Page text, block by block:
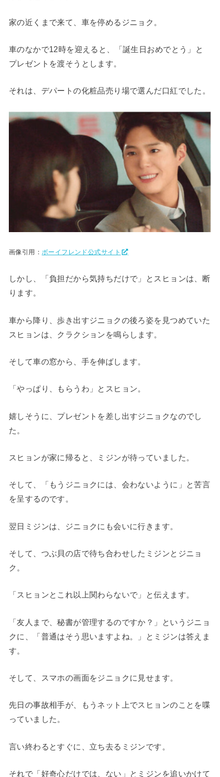
家の近くまで来て、車を停めるジニョク。
車のなかで12時を迎えると、「誕生日おめでとう」と
プレゼントを渡そうとします。
それは、デパートの化粧品売り場で選んだ口紅でした。
画像引用： ボーイフレンド公式サイト
しかし、「負担だから気持ちだけで」とスヒョンは、断
ります。
車から降り、歩き出すジニョクの後ろ姿を見つめていた
スヒョンは、クラクションを鳴らします。
そして車の窓から、手を伸ばします。
「やっぱり、もらうわ」とスヒョン。
嬉しそうに、プレゼントを差し出すジニョクなのでし
た。
スヒョンが家に帰ると、ミジンが待っていました。
そして、「もうジニョクには、会わないように」と苦言
を呈するのです。
翌日ミジンは、ジニョクにも会いに行きます。
そして、つぶ貝の店で待ち合わせしたミジンとジニョ
ク。
「スヒョンとこれ以上関わらないで」と伝えます。
「友人まで、秘書が管理するのですか？」というジニョ
クに、「普通はそう思いますよね。」とミジンは答えま
す。
そして、スマホの画面をジニョクに見せます。
先日の事故相手が、もうネット上でスヒョンのことを喋
っていました。
言い終わるとすぐに、立ち去るミジンです。
それで「好奇心だけでは、ない」とミジンを追いかけて